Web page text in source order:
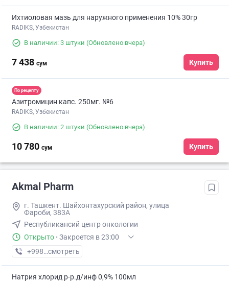
Ихтиоловая мазь для наружного применения 10% 30гр
RADIKS, Узбекистан
В наличии: 3 штуки (Обновлено вчера)
7 438 сум Купить
По рецепту
Азитромицин капс. 250мг. №6
RADIKS, Узбекистан
В наличии: 2 штуки (Обновлено вчера)
10 780 сум Купить
Akmal Pharm
г. Ташкент. Шайхонтахурский район, улица
Фароби, 383А
Республикансий центр онкологии
Открыто · Закроется в 23:00
+998 (99) XXX-XX-XX
смотреть
Натрия хлорид р-р.д/инф 0,9% 100мл